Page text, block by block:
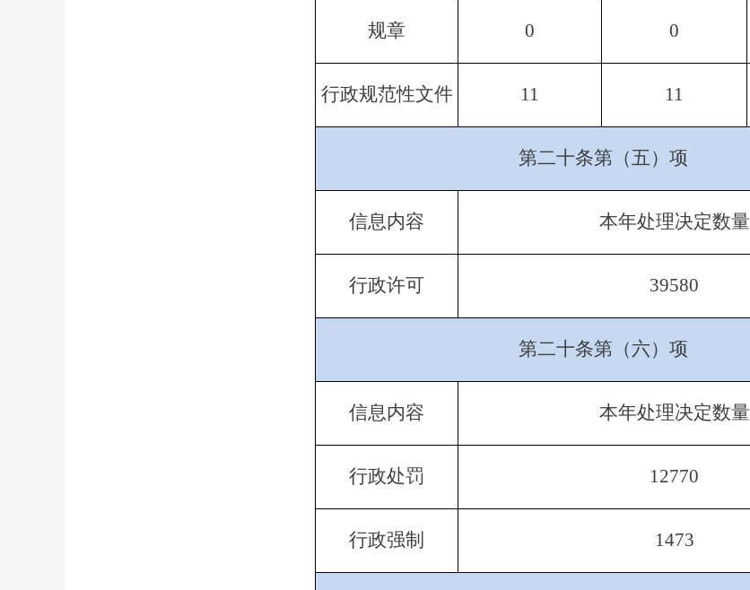
规章 0 0
行政规范性文件 11 11
第二十条第（五）项
信息内容 本年处理决定数量
行政许可 39580
第二十条第（六）项
信息内容 本年处理决定数量
行政处罚 12770
行政强制 1473